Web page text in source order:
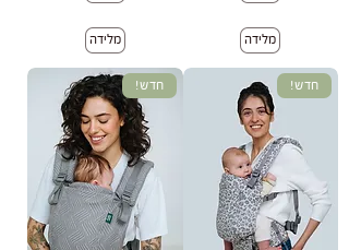
מלידה מלידה
חדש! חדש!